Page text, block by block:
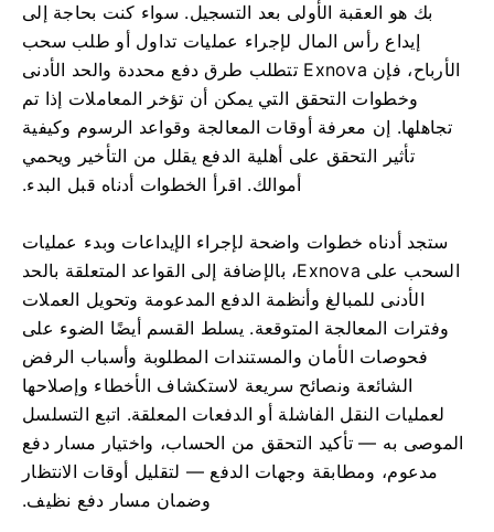
بك هو العقبة الأولى بعد التسجيل. سواء كنت بحاجة إلى
إيداع رأس المال لإجراء عمليات تداول أو طلب سحب
الأرباح، فإن Exnova تتطلب طرق دفع محددة والحد الأدنى
وخطوات التحقق التي يمكن أن تؤخر المعاملات إذا تم
تجاهلها. إن معرفة أوقات المعالجة وقواعد الرسوم وكيفية
تأثير التحقق على أهلية الدفع يقلل من التأخير ويحمي
أموالك. اقرأ الخطوات أدناه قبل البدء.
ستجد أدناه خطوات واضحة لإجراء الإيداعات وبدء عمليات
السحب على Exnova، بالإضافة إلى القواعد المتعلقة بالحد
الأدنى للمبالغ وأنظمة الدفع المدعومة وتحويل العملات
وفترات المعالجة المتوقعة. يسلط القسم أيضًا الضوء على
فحوصات الأمان والمستندات المطلوبة وأسباب الرفض
الشائعة ونصائح سريعة لاستكشاف الأخطاء وإصلاحها
لعمليات النقل الفاشلة أو الدفعات المعلقة. اتبع التسلسل
الموصى به — تأكيد التحقق من الحساب، واختيار مسار دفع
مدعوم، ومطابقة وجهات الدفع — لتقليل أوقات الانتظار
وضمان مسار دفع نظيف.